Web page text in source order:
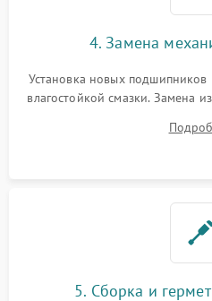
4. Замена
Установка новых
влагостойкой смазки. Замена
или поврежденной
5. Сборка и